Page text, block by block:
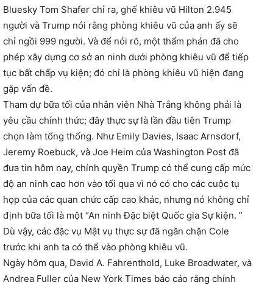
Bluesky Tom Shafer chỉ ra, ghế khiêu vũ Hilton 2.945
người và Trump nói rằng phòng khiêu vũ của anh ấy sẽ
chỉ ngồi 999 người. Và để nói rõ, một thẩm phán đã cho
phép xây dựng cơ sở an ninh dưới phòng khiêu vũ để tiếp
tục bất chấp vụ kiện; đó chỉ là phòng khiêu vũ hiện đang
gặp vấn đề.
Tham dự bữa tối của nhân viên Nhà Trắng không phải là
yêu cầu chính thức; đây thực sự là lần đầu tiên Trump
chọn làm tổng thống. Như Emily Davies, Isaac Arnsdorf,
Jeremy Roebuck, và Joe Heim của Washington Post đã
đưa tin hôm nay, chính quyền Trump có thể cung cấp mức
độ an ninh cao hơn vào tối qua vì nó có cho các cuộc tụ
họp của các quan chức cấp cao khác, nhưng nó không chỉ
định bữa tối là một “An ninh Đặc biệt Quốc gia Sự kiện. ”
Dù vậy, các đặc vụ Mật vụ thực sự đã ngăn chặn Cole
trước khi anh ta có thể vào phòng khiêu vũ.
Ngày hôm qua, David A. Fahrenthold, Luke Broadwater, và
Andrea Fuller của New York Times báo cáo rằng chính